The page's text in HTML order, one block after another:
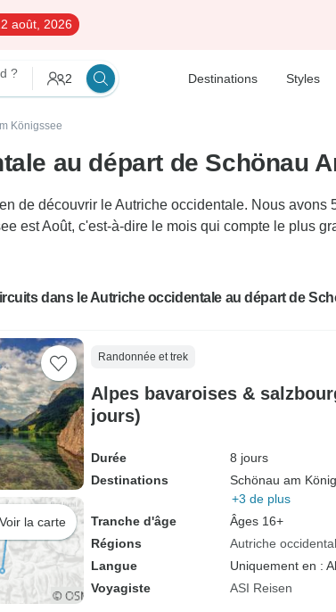
août, 2026
? 2 Destinations Styles
Königssee
au départ de Schönau
de découvrir le Autriche occidentale. Nous
est Août, c'est-à-dire le mois qui compte le plus
dans le Autriche occidentale au départ de
la carte
Randonnée et trek
Alpes bavaroises &
jours)
Durée
8 jours
Destinations
Schönau am
+3 de plus
Tranche d'âge
Âges 16+
Régions
Autriche
Langue
Uniquement en :
Voyagiste
ASI Reisen